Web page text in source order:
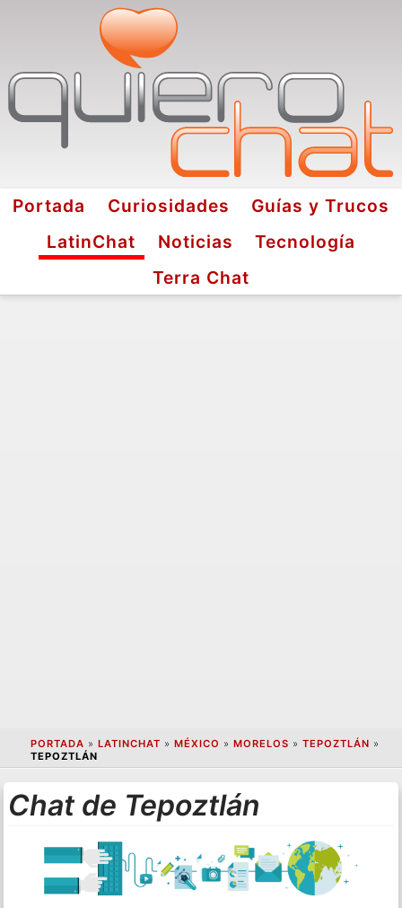
Portada Curiosidades
Guías y Trucos
LatinChat
Noticias
Tecnología
Terra Chat
PORTADA » LATINCHAT » MÉXICO » MORELOS » TEPOZTLÁN »
TEPOZTLÁN
Chat de Tepoztlán